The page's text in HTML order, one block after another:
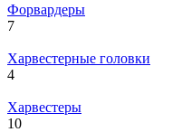
Форвардеры
7
Харвестерные головки
4
Харвестеры
10